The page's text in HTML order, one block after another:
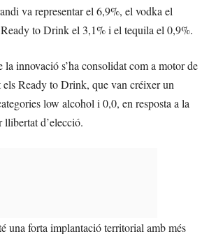
va representar el 6,9%, el vodka el
to Drink el 3,1% i el tequila el 0,9%.
la innovació s’ha consolidat com a motor de
els Ready to Drink, que van créixer un
low alcohol i 0,0, en resposta a la
llibertat d’elecció.
una forta implantació territorial amb més